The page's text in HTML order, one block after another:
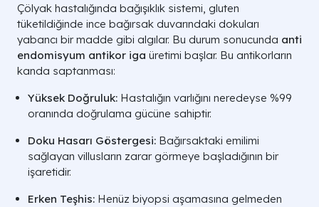
Çölyak hastalığında bağışıklık sistemi, gluten
tüketildiğinde ince bağırsak duvarındaki dokuları
yabancı bir madde gibi algılar. Bu durum sonucunda anti
endomisyum antikor iga üretimi başlar. Bu antikorların
kanda saptanması:
Yüksek Doğruluk: Hastalığın varlığını neredeyse %99
oranında doğrulama gücüne sahiptir.
Doku Hasarı Göstergesi: Bağırsaktaki emilimi
sağlayan villusların zarar görmeye başladığının bir
işaretidir.
Erken Teşhis: Henüz biyopsi aşamasına gelmeden